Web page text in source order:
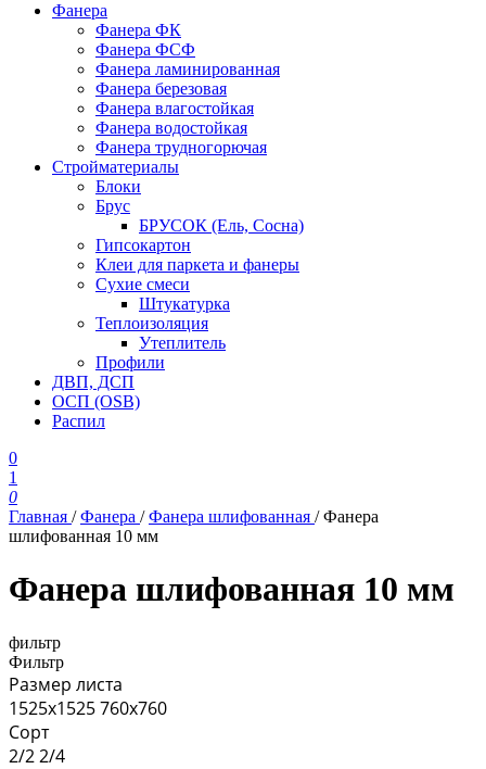
Фанера
Фанера ФК
Фанера ФСФ
Фанера ламинированная
Фанера березовая
Фанера влагостойкая
Фанера водостойкая
Фанера трудногорючая
Стройматериалы
Блоки
Брус
БРУСОК (Ель, Сосна)
Гипсокартон
Клеи для паркета и фанеры
Сухие смеси
Штукатурка
Теплоизоляция
Утеплитель
Профили
ДВП, ДСП
ОСП (OSB)
Распил
0
1
0
Главная /Фанера /Фанера шлифованная /Фанера
шлифованная 10 мм
Фанера шлифованная 10 мм
фильтр
Фильтр
Размер листа
1525х1525760х760
Сорт
2/22/4